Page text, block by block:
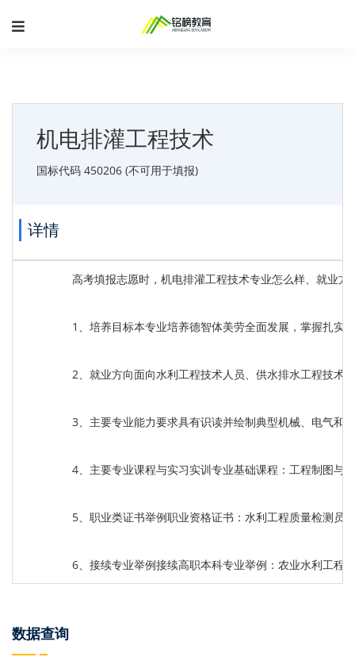
机电排灌工程技术
国标代码 450206 (不可用于填报)
详情
高考填报志愿时，机电排灌工程技术专业怎么样、就业
1、培养目标本专业培养德智体美劳全面发展，掌握扎实
2、就业方向面向水利工程技术人员、供水排水工程技术
3、主要专业能力要求具有识读并绘制典型机械、电气和
4、主要专业课程与实习实训专业基础课程：工程制图与
5、职业类证书举例职业资格证书：水利工程质量检测员
6、接续专业举例接续高职本科专业举例：农业水利工程
数据查询